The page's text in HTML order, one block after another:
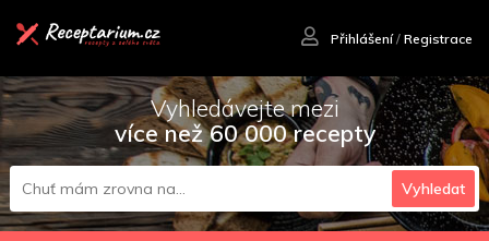
Přihlášení/ Registrace
Vyhledávejte mezi
více než 60 000 recepty
Vyhledat